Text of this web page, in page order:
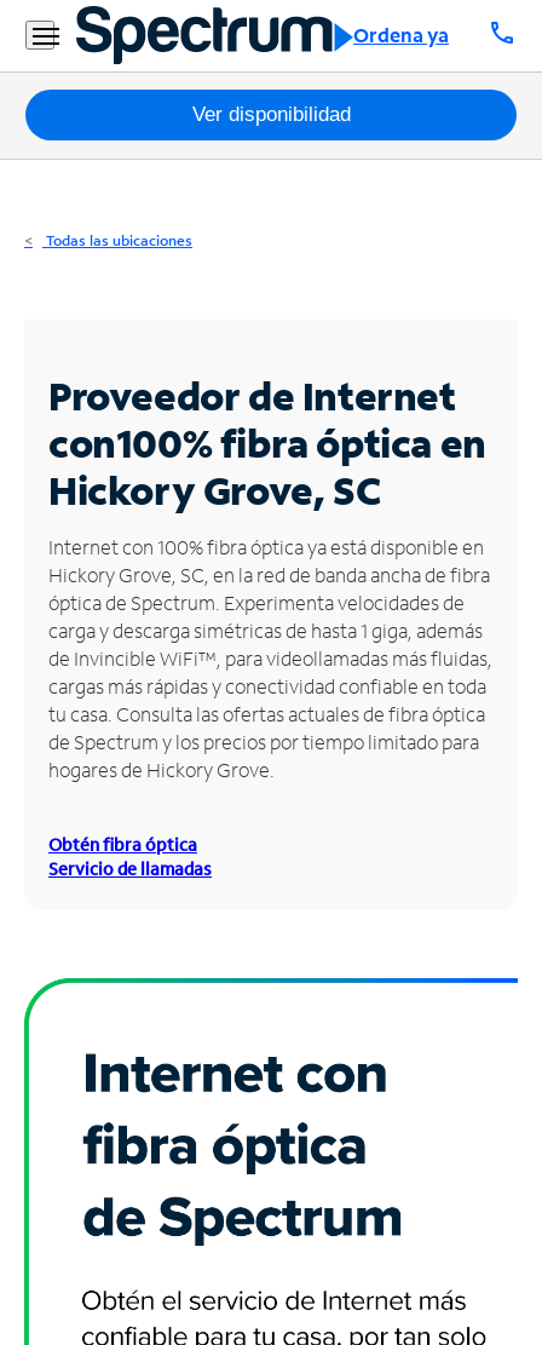
Ordena ya call
Residencial
Business
Paquetes
Internet
Business
Contáctanos
Inglés
Administrar
cuenta
Encuentra
una
tienda
Ver disponibilidad
Todas las ubicaciones
Proveedor de Internet
con100% fibra óptica en
Hickory Grove, SC
Internet con 100% fibra óptica ya está disponible en
Hickory Grove, SC, en la red de banda ancha de fibra
óptica de Spectrum. Experimenta velocidades de
carga y descarga simétricas de hasta 1 giga, además
de Invincible WiFi™, para videollamadas más fluidas,
cargas más rápidas y conectividad confiable en toda
tu casa. Consulta las ofertas actuales de fibra óptica
de Spectrum y los precios por tiempo limitado para
hogares de Hickory Grove.
Obtén fibra óptica
Servicio de llamadas